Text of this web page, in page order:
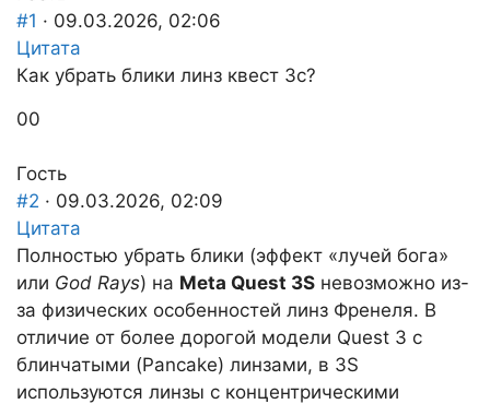
#1 · 09.03.2026, 02:06
Цитата
Как убрать блики линз квест 3с?
Голосуйте
палец
вниз.
0Голосуйте
палец
вверх.
0
Гость
#2 · 09.03.2026, 02:09
Цитата
Полностью убрать блики (эффект «лучей бога»
или God Rays) на Meta Quest 3S невозможно из-
за физических особенностей линз Френеля. В
отличие от более дорогой модели Quest 3 с
блинчатыми (Pancake) линзами, в 3S
используются линзы с концентрическими